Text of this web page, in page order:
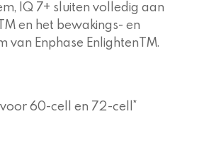
IQ 7+ sluiten volledig aan
en het bewakings- en
van Enphase EnlightenTM.
60-cell en 72-cell*